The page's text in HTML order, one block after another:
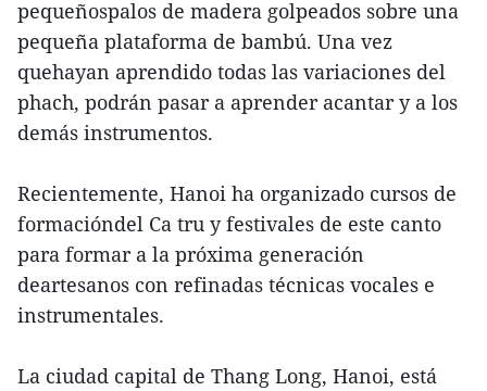
pequeñospalos de madera golpeados sobre una
pequeña plataforma de bambú. Una vez
quehayan aprendido todas las variaciones del
phach, podrán pasar a aprender acantar y a los
demás instrumentos.
Recientemente, Hanoi ha organizado cursos de
formacióndel Ca tru y festivales de este canto
para formar a la próxima generación
deartesanos con refinadas técnicas vocales e
instrumentales.
La ciudad capital de Thang Long, Hanoi, está